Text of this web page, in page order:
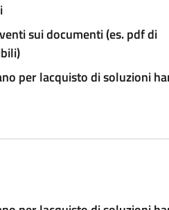
sui documenti (es. pdf di
per lacquisto di soluzioni